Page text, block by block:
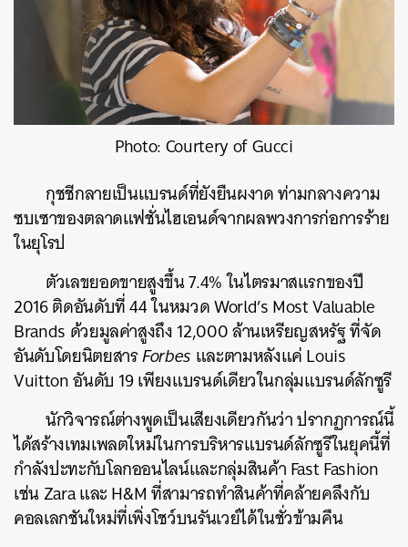
Photo: Courtery of Gucci
กุชชีกลายเป็นแบรนด์ที่ยังยืนผงาด ท่ามกลางความ
ซบเซาของตลาดแฟชั่นไฮเอนด์จากผลพวงการก่อการร้าย
ในยุโรป
ตัวเลขยอดขายสูงขึ้น 7.4% ในไตรมาสแรกของปี
2016 ติดอันดับที่ 44 ในหมวด World’s Most Valuable
Brands ด้วยมูลค่าสูงถึง 12,000 ล้านเหรียญสหรัฐ ที่จัด
อันดับโดยนิตยสารForbes และตามหลังแค่ Louis
Vuitton อันดับ 19 เพียงแบรนด์เดียวในกลุ่มแบรนด์ลักซูรี
นักวิจารณ์ต่างพูดเป็นเสียงเดียวกันว่า ปรากฏการณ์นี้
ได้สร้างเทมเพลตใหม่ในการบริหารแบรนด์ลักซูรีในยุคนี้ที่
กำลังปะทะกับโลกออนไลน์และกลุ่มสินค้า Fast Fashion
เช่น Zara และ H&M ที่สามารถทำสินค้าที่คล้ายคลึงกับ
คอลเลกชันใหม่ที่เพิ่งโชว์บนรันเวย์ได้ในชั่วข้ามคืน